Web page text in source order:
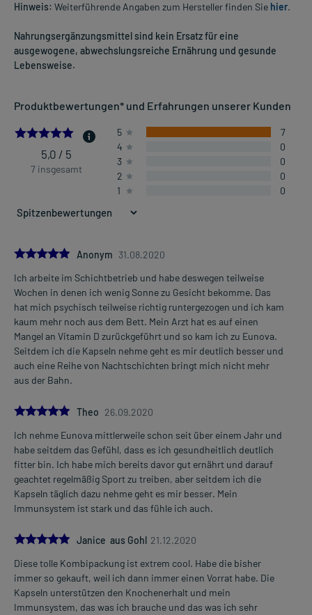
Hinweis: Weiterführende Angaben zum Hersteller finden Sie hier.
Nahrungsergänzungsmittel sind kein Ersatz für eine
ausgewogene, abwechslungsreiche Ernährung und gesunde
Lebensweise.
Produktbewertungen* und Erfahrungen unserer Kunden
5.0
5,0 / 5
7 insgesamt
5
7
4
0
3
0
2
0
1
0
5.0Anonym 31.08.2020
Ich arbeite im Schichtbetrieb und habe deswegen teilweise
Wochen in denen ich wenig Sonne zu Gesicht bekomme. Das
hat mich psychisch teilweise richtig runtergezogen und ich kam
kaum mehr noch aus dem Bett. Mein Arzt hat es auf einen
Mangel an Vitamin D zurückgeführt und so kam ich zu Eunova.
Seitdem ich die Kapseln nehme geht es mir deutlich besser und
auch eine Reihe von Nachtschichten bringt mich nicht mehr
aus der Bahn.
5.0
Theo 26.09.2020
Ich nehme Eunova mittlerweile schon seit über einem Jahr und
habe seitdem das Gefühl, dass es ich gesundheitlich deutlich
fitter bin. Ich habe mich bereits davor gut ernährt und darauf
geachtet regelmäßig Sport zu treiben, aber seitdem ich die
Kapseln täglich dazu nehme geht es mir besser. Mein
Immunsystem ist stark und das fühle ich auch.
5.0
Janice aus Gohl 21.12.2020
Diese tolle Kombipackung ist extrem cool. Habe die bisher
immer so gekauft, weil ich dann immer einen Vorrat habe. Die
Kapseln unterstützen den Knochenerhalt und mein
Immunsystem, das was ich brauche und das was ich sehr